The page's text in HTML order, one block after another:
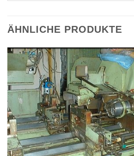
ÄHNLICHE PRODUKTE